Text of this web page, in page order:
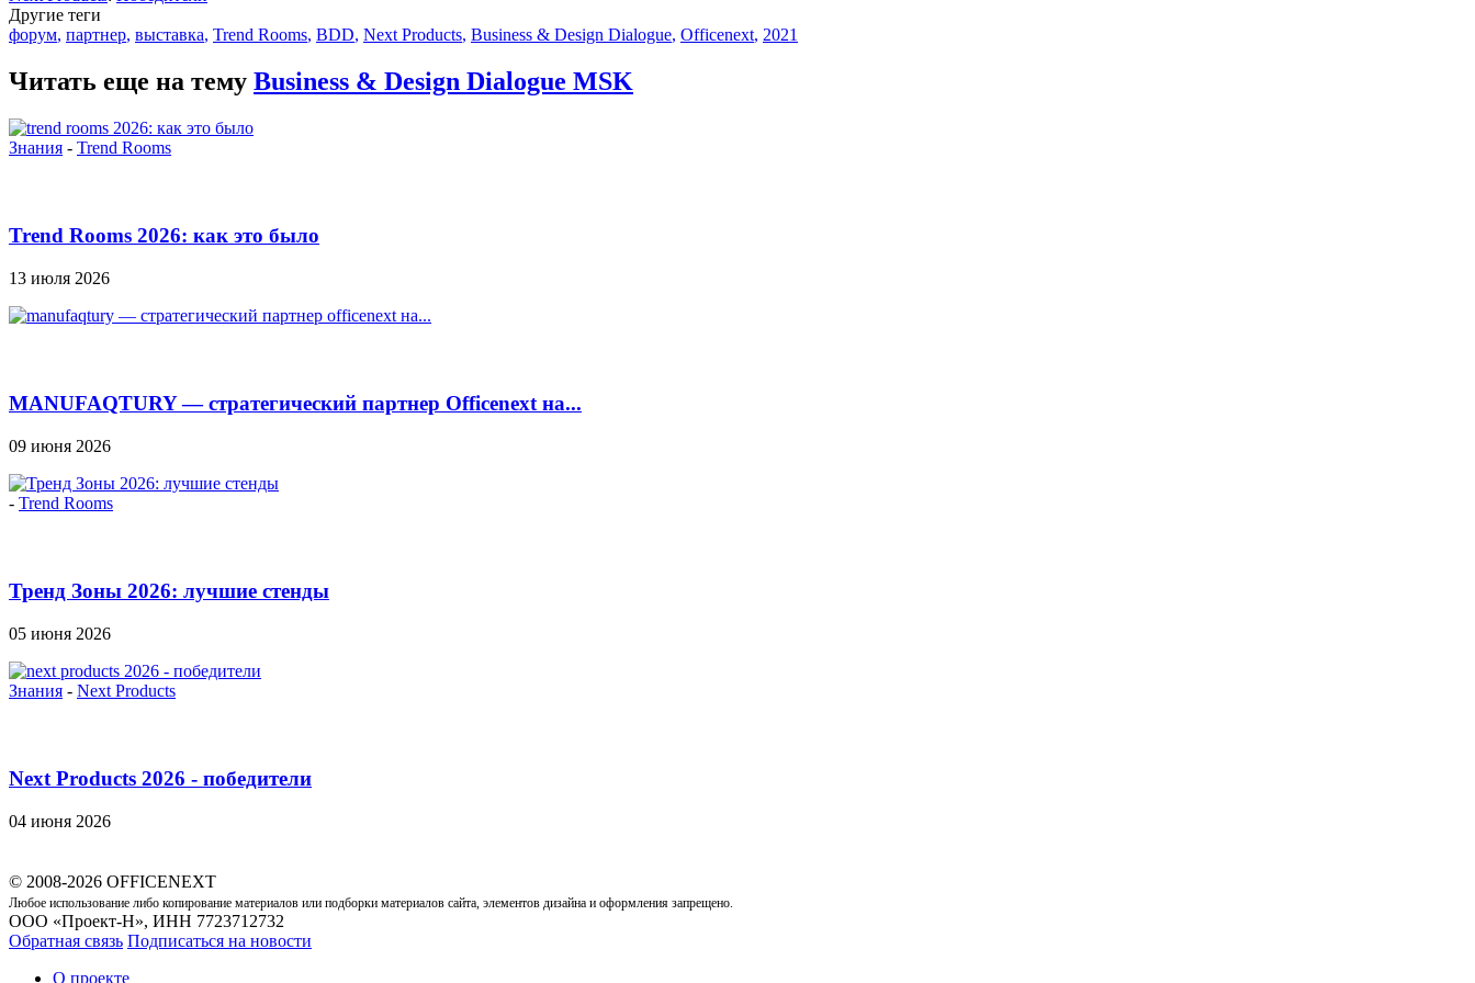
Другие теги
форум, партнер, выставка, Trend Rooms, BDD, Next Products, Business & Design Dialogue, Officenext, 2021
Читать еще на тему Business & Design Dialogue MSK
Знания - Trend Rooms
Trend Rooms 2026: как это было
13 июля 2026
MANUFAQTURY — стратегический партнер Officenext на...
09 июня 2026
- Trend Rooms
Тренд Зоны 2026: лучшие стенды
05 июня 2026
Знания - Next Products
Next Products 2026 - победители
04 июня 2026
© 2008-2026 OFFICENEXT
Любое использование либо копирование материалов или подборки материалов сайта, элементов дизайна и оформления запрещено.
ООО «Проект-Н», ИНН 7723712732
Обратная связь Подписаться на новости
О проекте